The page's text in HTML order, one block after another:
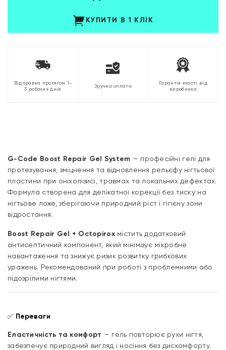
КУПИТИ В 1 КЛІК
Відправка протягом 1-
3 робочих днів
Зручна оплата
Гарантія якості від
виробника
G-Code Boost Repair Gel System — професійні гелі для
протезування, зміцнення та відновлення рельєфу нігтьової
пластини при оніхолізисі, травмах та локальних дефектах.
Формула створена для делікатної корекції без тиску на
нігтьове ложе, зберігаючи природний ріст і гігієну зони
відростання.
Boost Repair Gel + Octopiroxмістить додатковий
антисептичний компонент, який мінімізує мікробне
навантаження та знижує ризик розвитку грибкових
уражень. Рекомендований при роботі з проблемними або
підозрілими нігтями.
✅ Переваги
Еластичність та комфорт — гель повторює рухи нігтя,
забезпечує природний вигляд і носіння без дискомфорту.